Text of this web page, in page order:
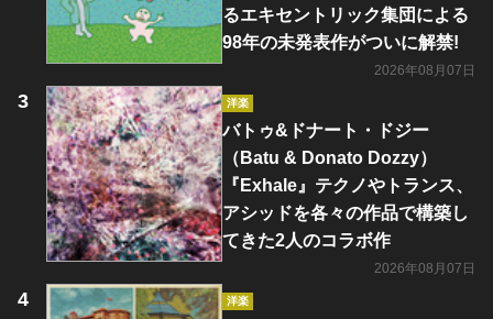
るエキセントリック集団による
98年の未発表作がついに解禁!
2026年08月07日
洋楽
バトゥ&ドナート・ドジー
（Batu & Donato Dozzy）
『Exhale』テクノやトランス、
アシッドを各々の作品で構築し
てきた2人のコラボ作
2026年08月07日
洋楽